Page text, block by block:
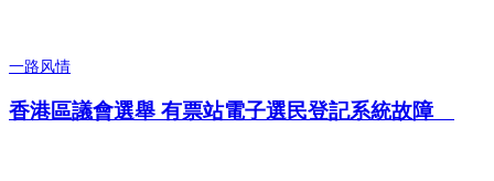
一路风情
香港區議會選舉 有票站電子選民登記系統故障